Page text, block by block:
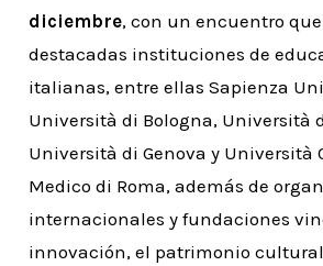
diciembre, con un encuentro
destacadas instituciones de
italianas, entre ellas Sapienza
Università di Bologna, Università
Università di Genova y Università
Medico di Roma, además de
internacionales y fundaciones
innovación, el patrimonio